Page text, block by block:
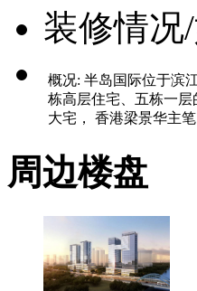
装修情况
概况: 半岛国际位于滨
栋高层住宅、五栋一层
大宅， 香港梁景华主
周边楼盘